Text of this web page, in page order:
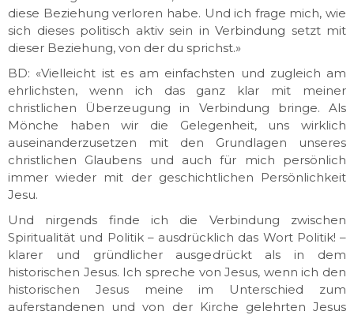
diese Beziehung verloren habe. Und ich frage mich, wie
sich dieses politisch aktiv sein in Verbindung setzt mit
dieser Beziehung, von der du sprichst.»
BD: «Vielleicht ist es am einfachsten und zugleich am
ehrlichsten, wenn ich das ganz klar mit meiner
christlichen Überzeugung in Verbindung bringe. Als
Mönche haben wir die Gelegenheit, uns wirklich
auseinanderzusetzen mit den Grundlagen unseres
christlichen Glaubens und auch für mich persönlich
immer wieder mit der geschichtlichen Persönlichkeit
Jesu.
Und nirgends finde ich die Verbindung zwischen
Spiritualität und Politik – ausdrücklich das Wort Politik! –
klarer und gründlicher ausgedrückt als in dem
historischen Jesus. Ich spreche von Jesus, wenn ich den
historischen Jesus meine im Unterschied zum
auferstandenen und von der Kirche gelehrten Jesus